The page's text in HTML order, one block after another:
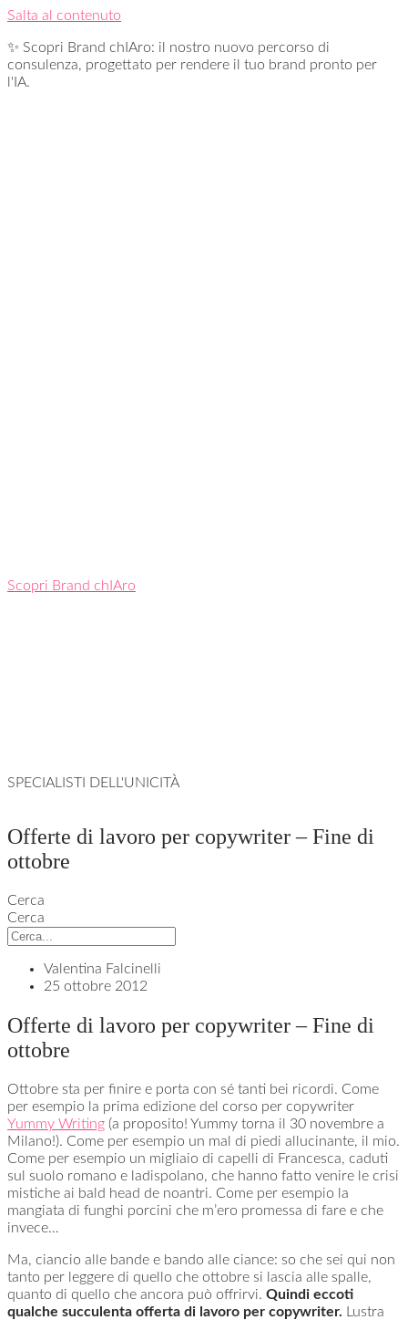
Salta al contenuto
✨ Scopri Brand chIAro: il nostro nuovo percorso di
consulenza, progettato per rendere il tuo brand pronto per
l'IA.
Scopri Brand chIAro
SPECIALISTI DELL'UNICITÀ
Offerte di lavoro per copywriter – Fine di
ottobre
Cerca
Cerca
Valentina Falcinelli
25 ottobre 2012
Offerte di lavoro per copywriter – Fine di
ottobre
Ottobre sta per finire e porta con sé tanti bei ricordi. Come
per esempio la prima edizione del corso per copywriter
Yummy Writing (a proposito! Yummy torna il 30 novembre a
Milano!). Come per esempio un mal di piedi allucinante, il mio.
Come per esempio un migliaio di capelli di Francesca, caduti
sul suolo romano e ladispolano, che hanno fatto venire le crisi
mistiche ai bald head de noantri. Come per esempio la
mangiata di funghi porcini che m’ero promessa di fare e che
invece…
Ma, ciancio alle bande e bando alle ciance: so che sei qui non
tanto per leggere di quello che ottobre si lascia alle spalle,
quanto di quello che ancora può offrirvi. Quindi eccoti
qualche succulenta offerta di lavoro per copywriter.
Lustra